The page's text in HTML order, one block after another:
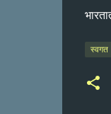
स्वगत​